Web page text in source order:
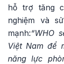
hỗ trợ tăng
nghiệm và
mạnh:“WHO
Việt Nam để
năng lực